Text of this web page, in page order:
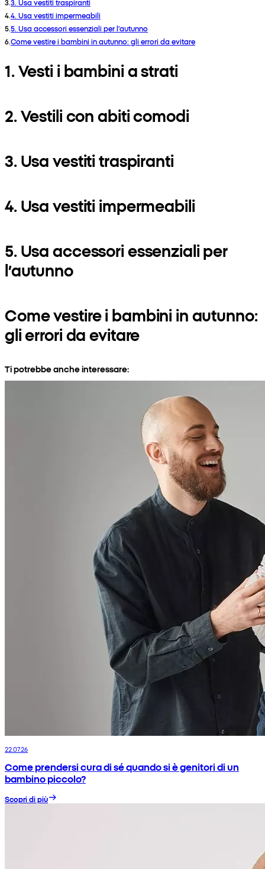
3.3. Usa vestiti traspiranti
4.4. Usa vestiti impermeabili
5.5. Usa accessori essenziali per l’autunno
6.Come vestire i bambini in autunno: gli errori da evitare
1. Vesti i bambini a strati
2. Vestili con abiti comodi
3. Usa vestiti traspiranti
4. Usa vestiti impermeabili
5. Usa accessori essenziali per
l’autunno
Come vestire i bambini in autunno:
gli errori da evitare
Ti potrebbe anche interessare:
22.07.26
Come prendersi cura di sé quando si è genitori di un
bambino piccolo?
Scopri di più